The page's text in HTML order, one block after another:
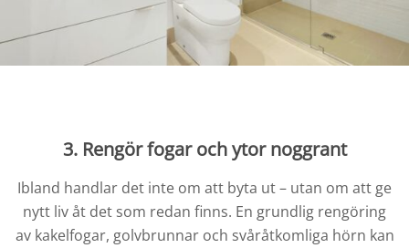
3. Rengör fogar och ytor noggrant
Ibland handlar det inte om att byta ut – utan om att ge
nytt liv åt det som redan finns. En grundlig rengöring
av kakelfogar, golvbrunnar och svåråtkomliga hörn kan